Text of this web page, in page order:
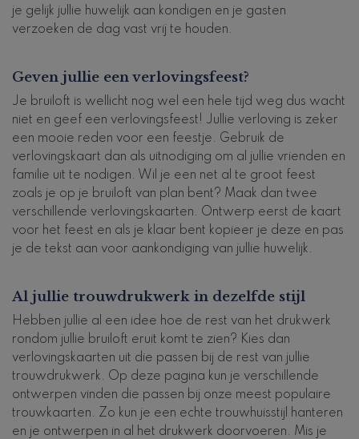
je gelijk jullie huwelijk aan kondigen en je gasten
verzoeken de dag vast vrij te houden.
Geven jullie een verlovingsfeest?
Je bruiloft is wellicht nog wel een hele tijd weg dus wacht
niet en geef een verlovingsfeest! Jullie verloving is zeker
een mooie reden voor een feestje. Gebruik de
verlovingskaart dan als uitnodiging om al jullie vrienden en
familie uit te nodigen. Wil je een net al te groot feest
zoals je op je bruiloft van plan bent? Maak dan twee
verschillende verlovingskaarten. Ontwerp eerst de kaart
voor het feest en als je klaar bent kopieer je deze en pas
je de tekst aan voor aankondiging van jullie huwelijk.
Al jullie trouwdrukwerk in dezelfde stijl
Hebben jullie al een idee hoe de rest van het drukwerk
rondom jullie bruiloft eruit komt te zien? Kies dan
verlovingskaarten uit die passen bij de rest van jullie
trouwdrukwerk. Op deze pagina kun je verschillende
ontwerpen vinden die passen bij onze meest populaire
trouwkaarten. Zo kun je een echte trouwhuisstijl hanteren
en je ontwerpen in al het drukwerk doorvoeren. Mis je